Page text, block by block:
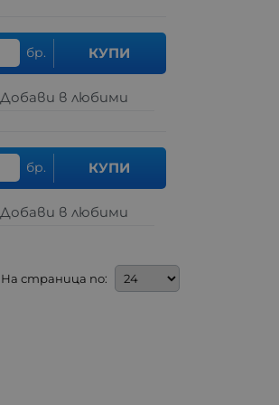
бр. КУПИ
Добави в любими
бр. КУПИ
Добави в любими
На страница по: